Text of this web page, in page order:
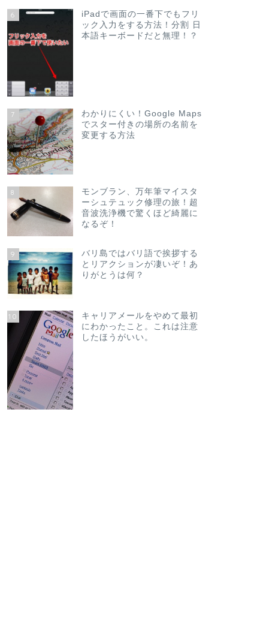
6
iPadで画面の一番下でもフリ
ック入力をする方法！分割 日
本語キーボードだと無理！？
7
わかりにくい！Google Maps
でスター付きの場所の名前を
変更する方法
8
モンブラン、万年筆マイスタ
ーシュテュック修理の旅！超
音波洗浄機で驚くほど綺麗に
なるぞ！
9
バリ島ではバリ語で挨拶する
とリアクションが凄いぞ！あ
りがとうは何？
10
キャリアメールをやめて最初
にわかったこと。これは注意
したほうがいい。